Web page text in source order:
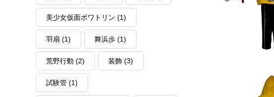
美少女仮面ポワトリン (1)
羽扇 (1) 舞浜歩 (1)
荒野行動 (2) 装飾 (3)
試験管 (1)